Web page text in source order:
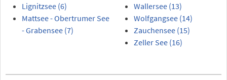
Lignitzsee (6)
Mattsee - Obertrumer See
- Grabensee (7)
Wallersee (13)
Wolfgangsee (14)
Zauchensee (15)
Zeller See (16)